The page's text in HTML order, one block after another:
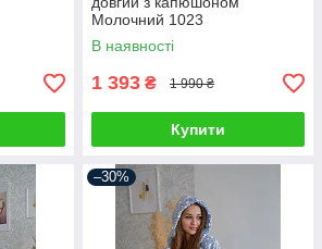
Молочний 1023
В наявності
1 393 ₴ 1 990 ₴
Купити
–30%